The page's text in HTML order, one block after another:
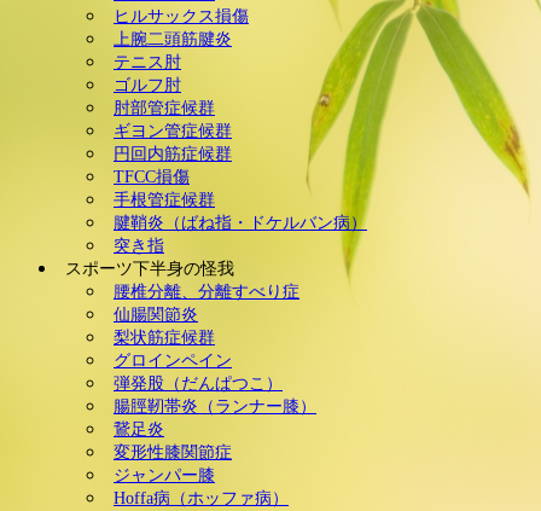
ヒルサックス損傷
上腕二頭筋腱炎
テニス肘
ゴルフ肘
肘部管症候群
ギヨン管症候群
円回内筋症候群
TFCC損傷
手根管症候群
腱鞘炎（ばね指・ドケルバン病）
突き指
スポーツ下半身の怪我
腰椎分離、分離すべり症
仙腸関節炎
梨状筋症候群
グロインペイン
弾発股（だんぱつこ）
腸脛靭帯炎（ランナー膝）
鵞足炎
変形性膝関節症
ジャンパー膝
Hoffa病（ホッファ病）